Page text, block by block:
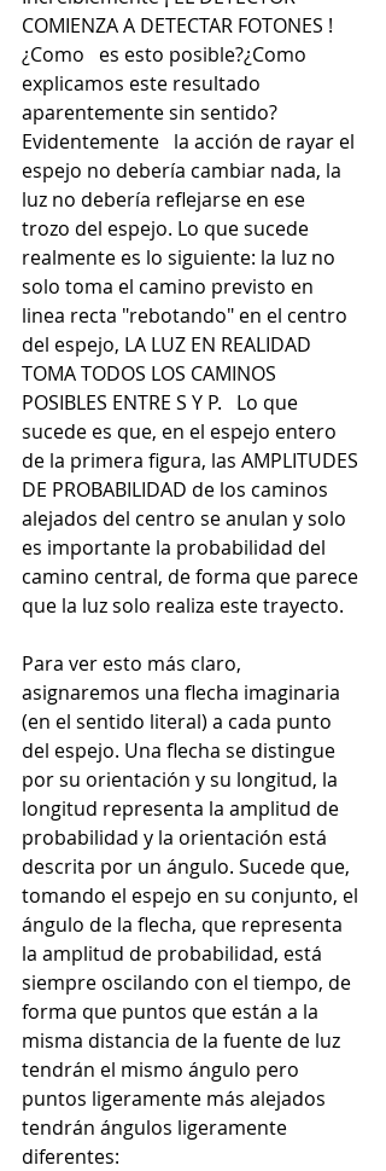
COMIENZA A DETECTAR FOTONES !
¿Como   es esto posible?¿Como
explicamos este resultado
aparentemente sin sentido?
Evidentemente   la acción de rayar el
espejo no debería cambiar nada, la
luz no debería reflejarse en ese
trozo del espejo. Lo que sucede
realmente es lo siguiente: la luz no
solo toma el camino previsto en
linea recta "rebotando" en el centro
del espejo, LA LUZ EN REALIDAD
TOMA TODOS LOS CAMINOS
POSIBLES ENTRE S Y P.   Lo que
sucede es que, en el espejo entero
de la primera figura, las AMPLITUDES
DE PROBABILIDAD de los caminos
alejados del centro se anulan y solo
es importante la probabilidad del
camino central, de forma que parece
que la luz solo realiza este trayecto.
Para ver esto más claro,
asignaremos una flecha imaginaria
(en el sentido literal) a cada punto
del espejo. Una flecha se distingue
por su orientación y su longitud, la
longitud representa la amplitud de
probabilidad y la orientación está
descrita por un ángulo. Sucede que,
tomando el espejo en su conjunto, el
ángulo de la flecha, que representa
la amplitud de probabilidad, está
siempre oscilando con el tiempo, de
forma que puntos que están a la
misma distancia de la fuente de luz
tendrán el mismo ángulo pero
puntos ligeramente más alejados
tendrán ángulos ligeramente
diferentes: